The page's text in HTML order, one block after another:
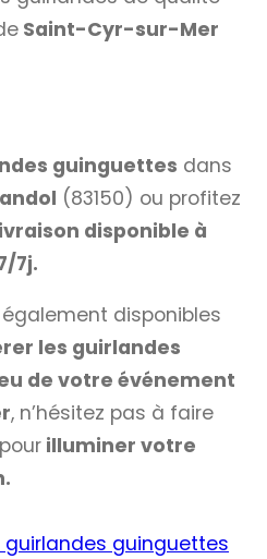
Saint-Cyr-sur-Mer
guinguettes dans
(83150) ou profitez
disponible à
7j.
disponibles
les guirlandes
de votre événement
, n’hésitez pas à faire
illuminer votre
guirlandes guinguettes